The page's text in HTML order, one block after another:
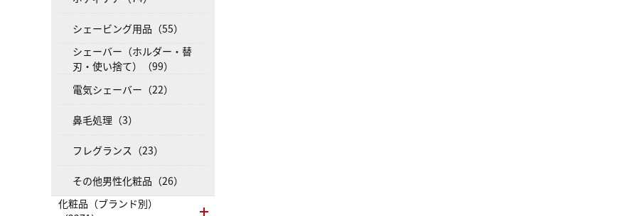
シェービング用品（55）
シェーバー（ホルダー・替
刃・使い捨て）（99）
電気シェーバー（22）
鼻毛処理（3）
フレグランス（23）
その他男性化粧品（26）
化粧品（ブランド別）